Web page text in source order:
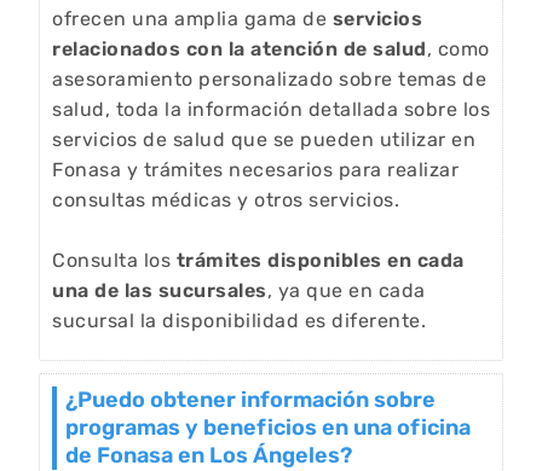
ofrecen una amplia gama de servicios
relacionados con la atención de salud, como
asesoramiento personalizado sobre temas de
salud, toda la información detallada sobre los
servicios de salud que se pueden utilizar en
Fonasa y trámites necesarios para realizar
consultas médicas y otros servicios.
Consulta los trámites disponibles en cada
una de las sucursales, ya que en cada
sucursal la disponibilidad es diferente.
¿Puedo obtener información sobre
programas y beneficios en una oficina
de Fonasa en Los Ángeles?